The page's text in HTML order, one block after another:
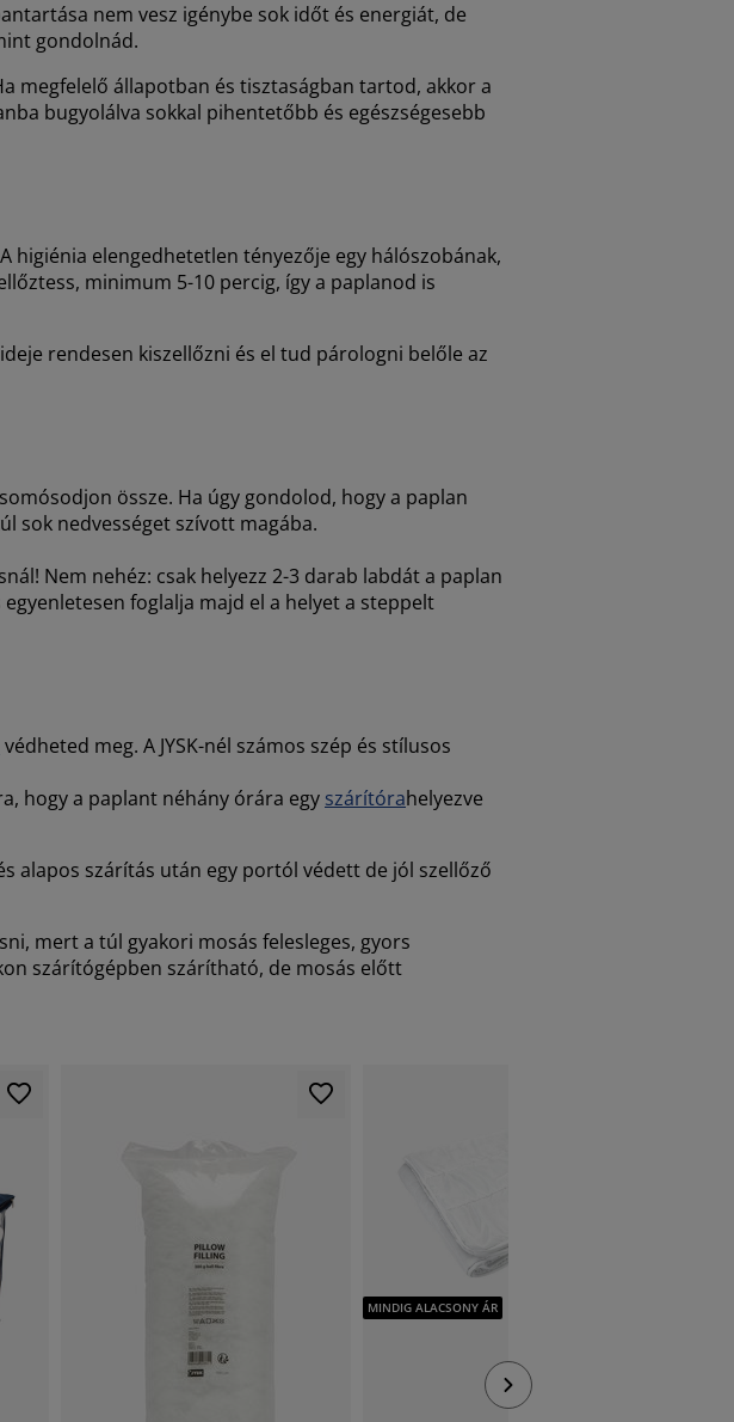
nem vesz igénybe sok időt és energiát, de
gondolnád.
megfelelő állapotban és tisztaságban tartod, akkor a
bugyolálva sokkal pihentetőbb és egészségesebb
higiénia elengedhetetlen tényezője egy hálószobának,
minimum 5-10 percig, így a paplanod is
rendesen kiszellőzni és el tud párologni belőle az
össze. Ha úgy gondolod, hogy a paplan
sok nedvességet szívott magába.
Nem nehéz: csak helyezz 2-3 darab labdát a paplan
foglalja majd el a helyet a steppelt
védheted meg. A JYSK-nél számos szép és stílusos
hogy a paplant néhány órára egy szárítórahelyezve
alapos szárítás után egy portól védett de jól szellőző
mert a túl gyakori mosás felesleges, gyors
szárítógépben szárítható, de mosás előtt
MINDIG ALACSONY ÁR